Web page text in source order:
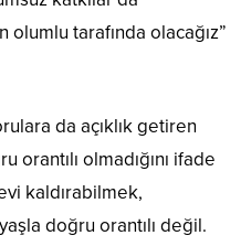
tarafında olacağız”
da açıklık getiren
orantılı olmadığını ifade
kaldırabilmek,
doğru orantılı değil.